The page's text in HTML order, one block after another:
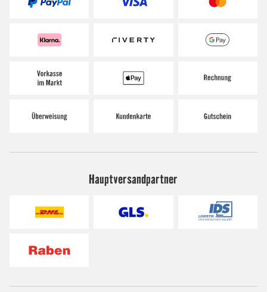
Hauptversandpartner